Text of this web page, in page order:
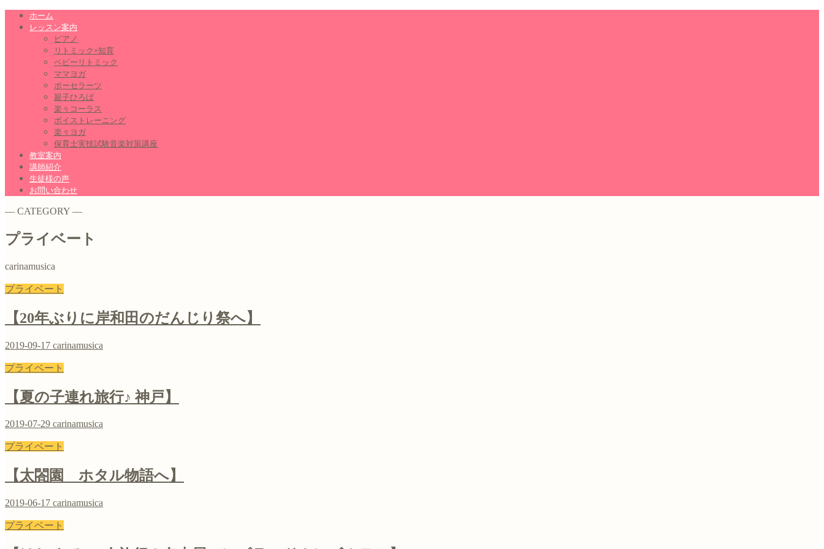
ホーム
レッスン案内
ピアノ
リトミック×知育
ベビーリトミック
ママヨガ
ポーセラーツ
親子ひろば
楽々コーラス
ボイストレーニング
楽々ヨガ
保育士実技試験音楽対策講座
教室案内
講師紹介
生徒様の声
お問い合わせ
― CATEGORY ―
プライベート
carinamusica
プライベート
【20年ぶりに岸和田のだんじり祭へ】
2019-09-17 carinamusica
プライベート
【夏の子連れ旅行♪ 神戸】
2019-07-29 carinamusica
プライベート
【太閤園 ホタル物語へ】
2019-06-17 carinamusica
プライベート